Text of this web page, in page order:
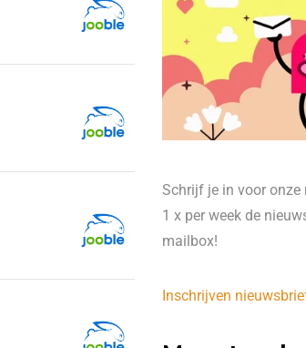
Schrijf je in voor
1 x per week de
mailbox!
Inschrijven